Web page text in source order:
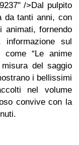
/>Dal pulpito
da tanti anni, con
animati, fornendo
sul
“Le anime
del saggio
i bellissimi
nel volume
convive con la